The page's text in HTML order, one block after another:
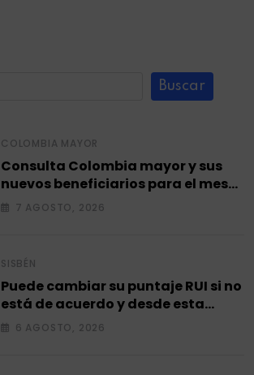
Buscar
COLOMBIA MAYOR
Consulta Colombia mayor y sus
nuevos beneficiarios para el mes
de agosto 2026.
7 AGOSTO, 2026
SISBÉN
Puede cambiar su puntaje RUI si no
está de acuerdo y desde esta
fecha empieza a regir en el 2026.
6 AGOSTO, 2026